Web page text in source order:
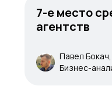
7-е место
агентств
Павел Бокач,
Бизнес-